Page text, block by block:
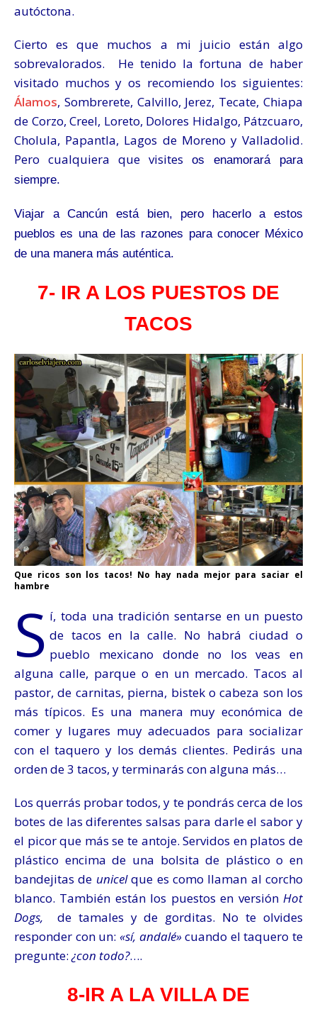
autóctona.
Cierto es que muchos a mi juicio están algo
sobrevalorados. He tenido la fortuna de haber
visitado muchos y os recomiendo los siguientes:
Álamos, Sombrerete, Calvillo, Jerez, Tecate, Chiapa
de Corzo, Creel, Loreto, Dolores Hidalgo, Pátzcuaro,
Cholula, Papantla, Lagos de Moreno y Valladolid.
Pero cualquiera que visites
os enamorará para
siempre.
Viajar a Cancún está bien, pero hacerlo a estos
pueblos es una de las razones para conocer México
de una manera más auténtica.
7- IR A LOS PUESTOS DE
TACOS
Que ricos son los tacos! No hay nada mejor para saciar el
hambre
S í, toda una tradición sentarse en un puesto
de tacos en la calle. No habrá ciudad o
pueblo mexicano donde no los veas en
alguna calle, parque o en un mercado. Tacos al
pastor, de carnitas, pierna, bistek o cabeza son los
más típicos. Es una manera muy económica de
comer y lugares muy adecuados para socializar
con el taquero y los demás clientes. Pedirás una
orden de 3 tacos, y terminarás con alguna más…
Los querrás probar todos, y te pondrás cerca de los
botes de las diferentes salsas para darle el sabor y
el picor que más se te antoje. Servidos en platos de
plástico encima de una bolsita de plástico o en
bandejitas de unicelque es como llaman al corcho
blanco. También están los puestos en versiónHot
Dogs, de tamales y de gorditas. No te olvides
responder con un: «sí, andalé»cuando el taquero te
pregunte:¿con todo?….
8-IR A LA VILLA DE